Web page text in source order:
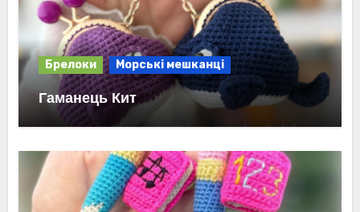
Брелоки Морські мешканці
Гаманець Кит